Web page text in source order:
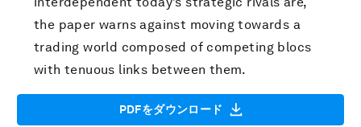
the paper warns against moving towards a
trading world composed of competing blocs
with tenuous links between them.
PDFをダウンロード